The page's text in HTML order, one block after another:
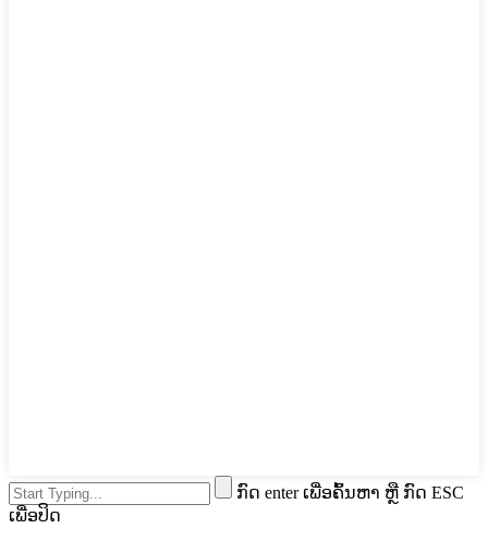
ກົດ enter ເພື່ອຄົ້ນຫາ ຫຼື ກົດ ESC
ເພື່ອປິດ